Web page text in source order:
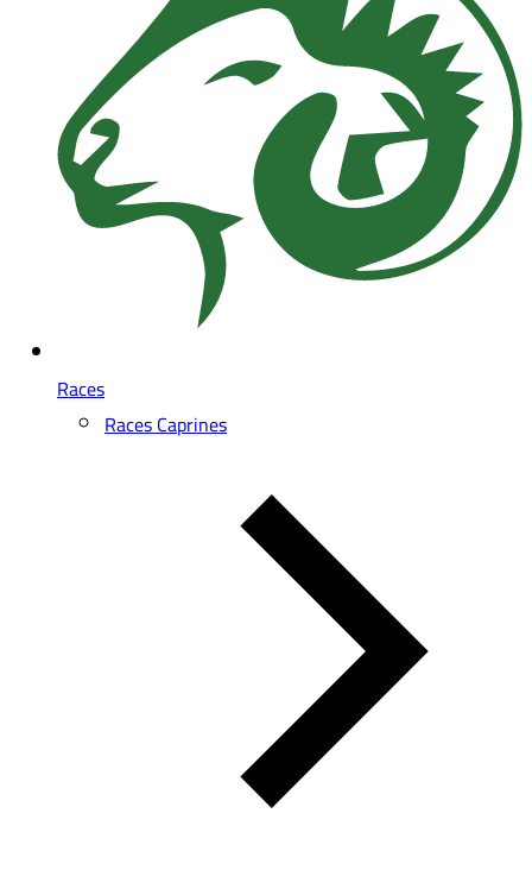
Races
Races Caprines